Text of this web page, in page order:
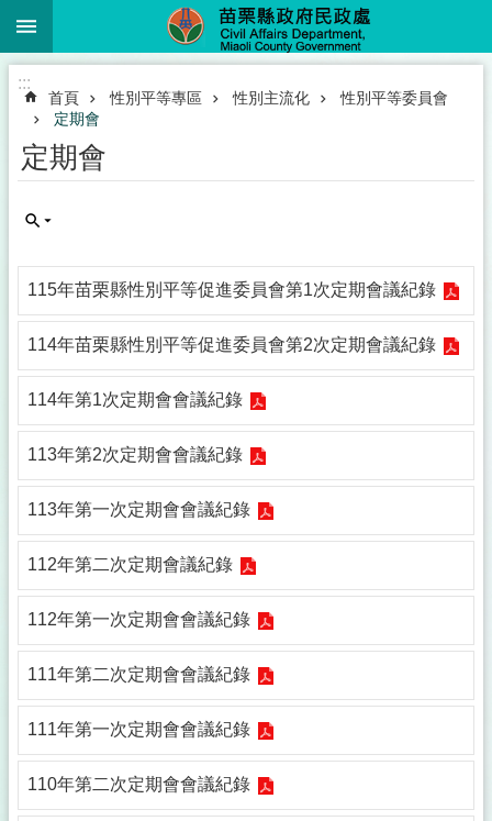
跳到主要內容區塊
階
搜
尋
業
介
便
務
公
佈
欄
法
令
規
章
政
府
資
訊
開
補
:::
首頁 性別平等專區 性別主流化
性別平等委員會
定期會
定期會
115年苗栗縣性別平等促進委員會第1次定期會議紀錄
114年苗栗縣性別平等促進委員會第2次定期會議紀錄
114年第1次定期會會議紀錄
113年第2次定期會會議紀錄
113年第一次定期會會議紀錄
112年第二次定期會議紀錄
112年第一次定期會會議紀錄
111年第二次定期會會議紀錄
111年第一次定期會會議紀錄
110年第二次定期會會議紀錄